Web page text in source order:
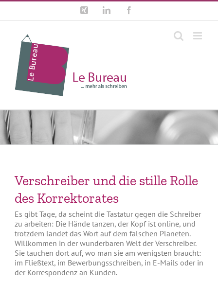
Zum
springen
Xing LinkedIn
Verschreiber und die stille Rolle
des Korrektorates
Es gibt Tage, da scheint die Tastatur gegen die Schreiber
zu arbeiten: Die Hände tanzen, der Kopf ist online, und
trotzdem landet das Wort auf dem falschen Planeten.
Willkommen in der wunderbaren Welt der Verschreiber.
Sie tauchen dort auf, wo man sie am wenigsten braucht:
im Fließtext, im Bewerbungsschreiben, in E-Mails oder in
der Korrespondenz an Kunden.